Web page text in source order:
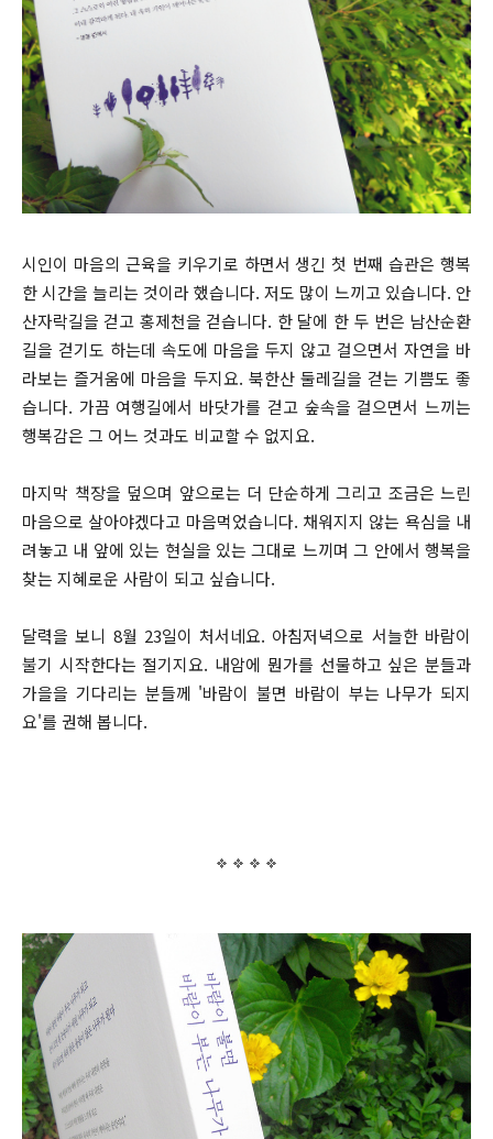
시인이 마음의 근육을 키우기로 하면서 생긴 첫 번째 습관은 행복
한 시간을 늘리는 것이라 했습니다. 저도 많이 느끼고 있습니다. 안
산자락길을 걷고 홍제천을 걷습니다. 한 달에 한 두 번은 남산순환
길을 걷기도 하는데 속도에 마음을 두지 않고 걸으면서 자연을 바
라보는 즐거움에 마음을 두지요. 북한산 둘레길을 걷는 기쁨도 좋
습니다. 가끔 여행길에서 바닷가를 걷고 숲속을 걸으면서 느끼는
행복감은 그 어느 것과도 비교할 수 없지요.
마지막 책장을 덮으며 앞으로는 더 단순하게 그리고 조금은 느린
마음으로 살아야겠다고 마음먹었습니다. 채워지지 않는 욕심을 내
려놓고 내 앞에 있는 현실을 있는 그대로 느끼며 그 안에서 행복을
찾는 지혜로운 사람이 되고 싶습니다.
달력을 보니 8월 23일이 처서네요. 아침저녁으로 서늘한 바람이
불기 시작한다는 절기지요. 내암에 뭔가를 선물하고 싶은 분들과
가을을 기다리는 분들께 '바람이 불면 바람이 부는 나무가 되지
요'를 권해 봅니다.